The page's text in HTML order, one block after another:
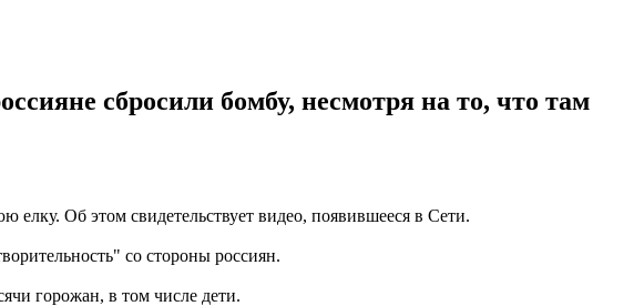
сбросили бомбу, несмотря на то, что там
елку. Об этом свидетельствует видео, появившееся в Сети.
со стороны россиян.
горожан, в том числе дети.